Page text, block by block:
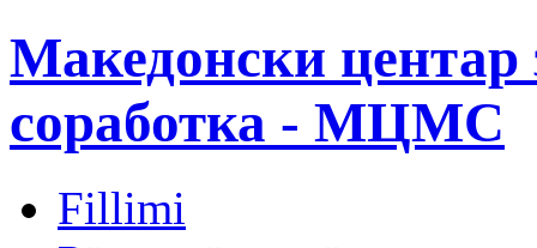
Македонски центар
соработка - МЦМС
Fillimi